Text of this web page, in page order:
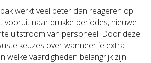
werkt veel beter dan reageren op
vooruit naar drukke periodes, nieuwe
uitstroom van personeel. Door deze
keuzes over wanneer je extra
welke vaardigheden belangrijk zijn.